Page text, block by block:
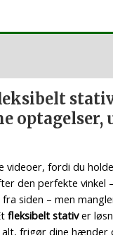
optagelser,
fordi du
den perfekte vinkel
siden – men
fleksibelt stativer
frigør dine hænder